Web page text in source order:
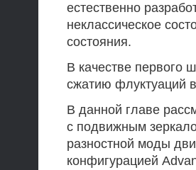
естественно
неклассическое
состояния.
В качестве первого
сжатию флуктуаций
В данной главе
с подвижным
разностной моды
конфигурацией